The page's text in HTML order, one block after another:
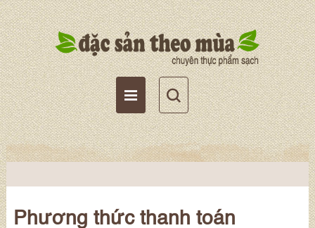
Phương thức thanh toán
Tài khoản
Giỏ hàng
Wishlist